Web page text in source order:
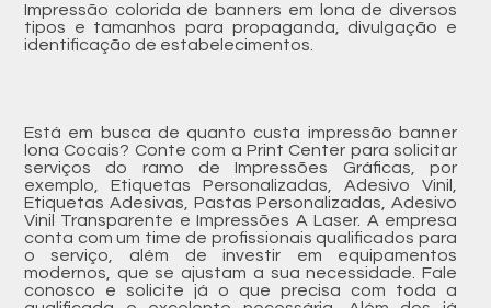
Impressão colorida de banners em lona de diversos
tipos e tamanhos para propaganda, divulgação e
identificação de estabelecimentos.
Está em busca de quanto custa impressão banner
lona Cocais? Conte com a Print Center para solicitar
serviços do ramo de Impressões Gráficas, por
exemplo, Etiquetas Personalizadas, Adesivo Vinil,
Etiquetas Adesivas, Pastas Personalizadas, Adesivo
Vinil Transparente e Impressões A Laser. A empresa
conta com um time de profissionais qualificados para
o serviço, além de investir em equipamentos
modernos, que se ajustam a sua necessidade. Fale
conosco e solicite já o que precisa com toda a